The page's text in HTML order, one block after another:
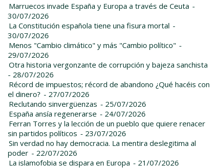
Marruecos invade España y Europa a través de Ceuta -
30/07/2026
La Constitución española tiene una fisura mortal -
30/07/2026
Menos "Cambio climático" y más "Cambio político" -
29/07/2026
Otra historia vergonzante de corrupción y bajeza sanchista
- 28/07/2026
Récord de impuestos; récord de abandono ¿Qué hacéis con
el dinero? - 27/07/2026
Reclutando sinvergüenzas - 25/07/2026
España ansía regenerarse - 24/07/2026
Ferran Torres y la lección de un pueblo que quiere renacer
sin partidos políticos - 23/07/2026
Sin verdad no hay democracia. La mentira deslegitima al
poder - 22/07/2026
La islamofobia se dispara en Europa - 21/07/2026